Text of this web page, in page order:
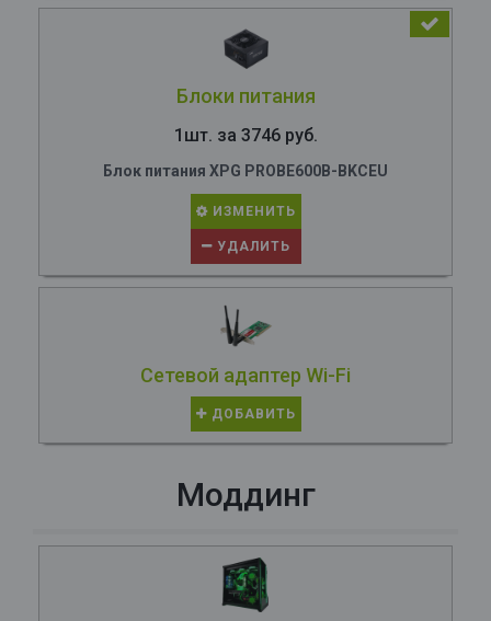
Блоки питания
1шт. за 3746 руб.
Блок питания XPG PROBE600B-BKCEU
ИЗМЕНИТЬ
УДАЛИТЬ
Сетевой адаптер Wi-Fi
ДОБАВИТЬ
Моддинг